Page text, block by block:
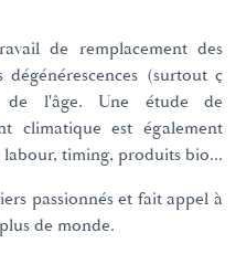
de remplacement des
(surtout ç
de l'âge. Une étude de
climatique est également
timing, produits bio...
passionnés et fait appel à
de monde.